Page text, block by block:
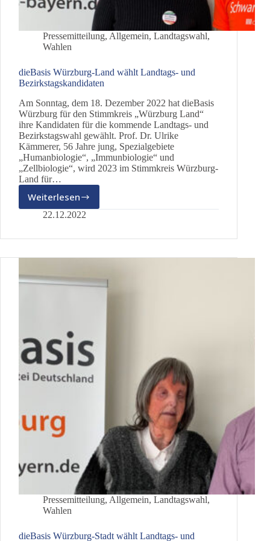
Pressemitteilung, Allgemein, Landtagswahl,
Wahlen
dieBasis Würzburg-Land wählt Landtags- und
Bezirkstagskandidaten
Am Sonntag, dem 18. Dezember 2022 hat dieBasis
Würzburg für den Stimmkreis „Würzburg Land“
ihre Kandidaten für die kommende Landtags- und
Bezirkstagswahl gewählt. Prof. Dr. Ulrike
Kämmerer, 56 Jahre jung, Spezialgebiete
„Humanbiologie“, „Immunbiologie“ und
„Zellbiologie“, wird 2023 im Stimmkreis Würzburg-
Land für…
Weiterlesen
dieBasis
Würzburg-
wählt
22.12.2022
Pressemitteilung, Allgemein, Landtagswahl,
Wahlen
dieBasis Würzburg-Stadt wählt Landtags- und